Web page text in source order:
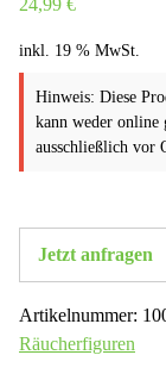
24,99 €
inkl. 19 % MwSt.
Hinweis: Diese
kann weder online
ausschließlich vor
Jetzt anfragen
Artikelnummer:
Räucherfiguren